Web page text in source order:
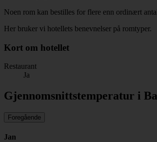
Noen rom kan bestilles for flere enn ordinært
Her bruker vi hotellets benevnelser på romtyper.
Kort om hotellet
Restaurant
Ja
Gjennomsnittstemperatur i
Foregående
Jan